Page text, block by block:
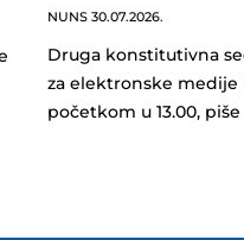
NUNS 30.07.2026.
Druga konstitutivna
za elektronske medije
početkom u 13.00,